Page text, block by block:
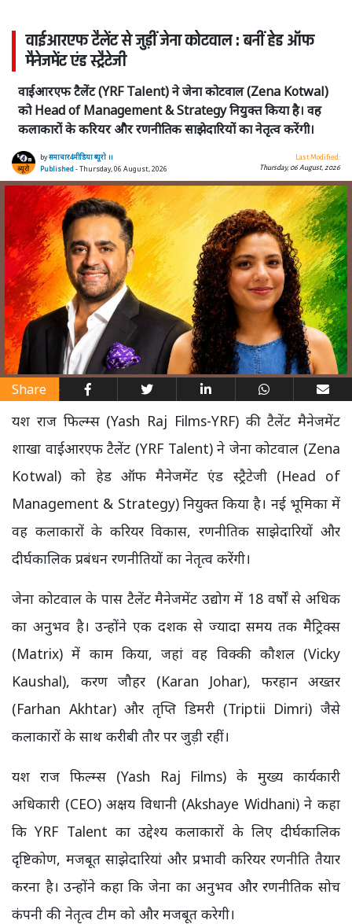
वाईआरएफ टैलेंट से जुड़ीं जेना कोटवाल : बनीं हेड ऑफ
मैनेजमेंट एंड स्ट्रैटेजी
वाईआरएफ टैलेंट (YRF Talent) ने जेना कोटवाल (Zena Kotwal)
को Head of Management & Strategy नियुक्त किया है। वह
कलाकारों के करियर और रणनीतिक साझेदारियों का नेतृत्व करेंगी।
byसमाचार4मीडिया ब्यूरो ।।
Published- Thursday, 06 August, 2026
Last Modified:
Thursday, 06 August, 2026
Share
यश राज फिल्म्स (Yash Raj Films-YRF) की टैलेंट मैनेजमेंट
शाखा वाईआरएफ टैलेंट (YRF Talent) ने जेना कोटवाल (Zena
Kotwal) को हेड ऑफ मैनेजमेंट एंड स्ट्रैटेजी (Head of
Management & Strategy) नियुक्त किया है। नई भूमिका में
वह कलाकारों के करियर विकास, रणनीतिक साझेदारियों और
दीर्घकालिक प्रबंधन रणनीतियों का नेतृत्व करेंगी।
जेना कोटवाल के पास टैलेंट मैनेजमेंट उद्योग में 18 वर्षों से अधिक
का अनुभव है। उन्होंने एक दशक से ज्यादा समय तक मैट्रिक्स
(Matrix) में काम किया, जहां वह विक्की कौशल (Vicky
Kaushal), करण जौहर (Karan Johar), फरहान अख्तर
(Farhan Akhtar) और तृप्ति डिमरी (Triptii Dimri) जैसे
कलाकारों के साथ करीबी तौर पर जुड़ी रहीं।
यश राज फिल्म्स (Yash Raj Films) के मुख्य कार्यकारी
अधिकारी (CEO) अक्षय विधानी (Akshaye Widhani) ने कहा
कि YRF Talent का उद्देश्य कलाकारों के लिए दीर्घकालिक
दृष्टिकोण, मजबूत साझेदारियां और प्रभावी करियर रणनीति तैयार
करना है। उन्होंने कहा कि जेना का अनुभव और रणनीतिक सोच
कंपनी की नेतृत्व टीम को और मजबूत करेगी।